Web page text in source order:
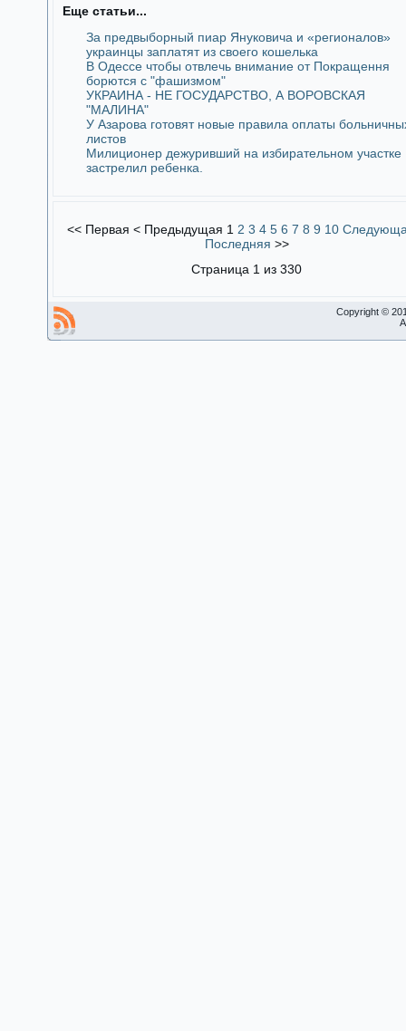
Еще статьи...
За предвыборный пиар Януковича и «регионалов»
украинцы заплатят из своего кошелька
В Одессе чтобы отвлечь внимание от Покращення
борются с "фашизмом"
УКРАИНА - НЕ ГОСУДАРСТВО, А ВОРОВСКАЯ
"МАЛИНА"
У Азарова готовят новые правила оплаты
листов
Милиционер дежуривший на избирательном участке
застрелил ребенка.
<< Первая < Предыдущая 1 2 3 4 5 6 7 8 9 10
Последняя >>
Страница 1 из 330
Copyright ©